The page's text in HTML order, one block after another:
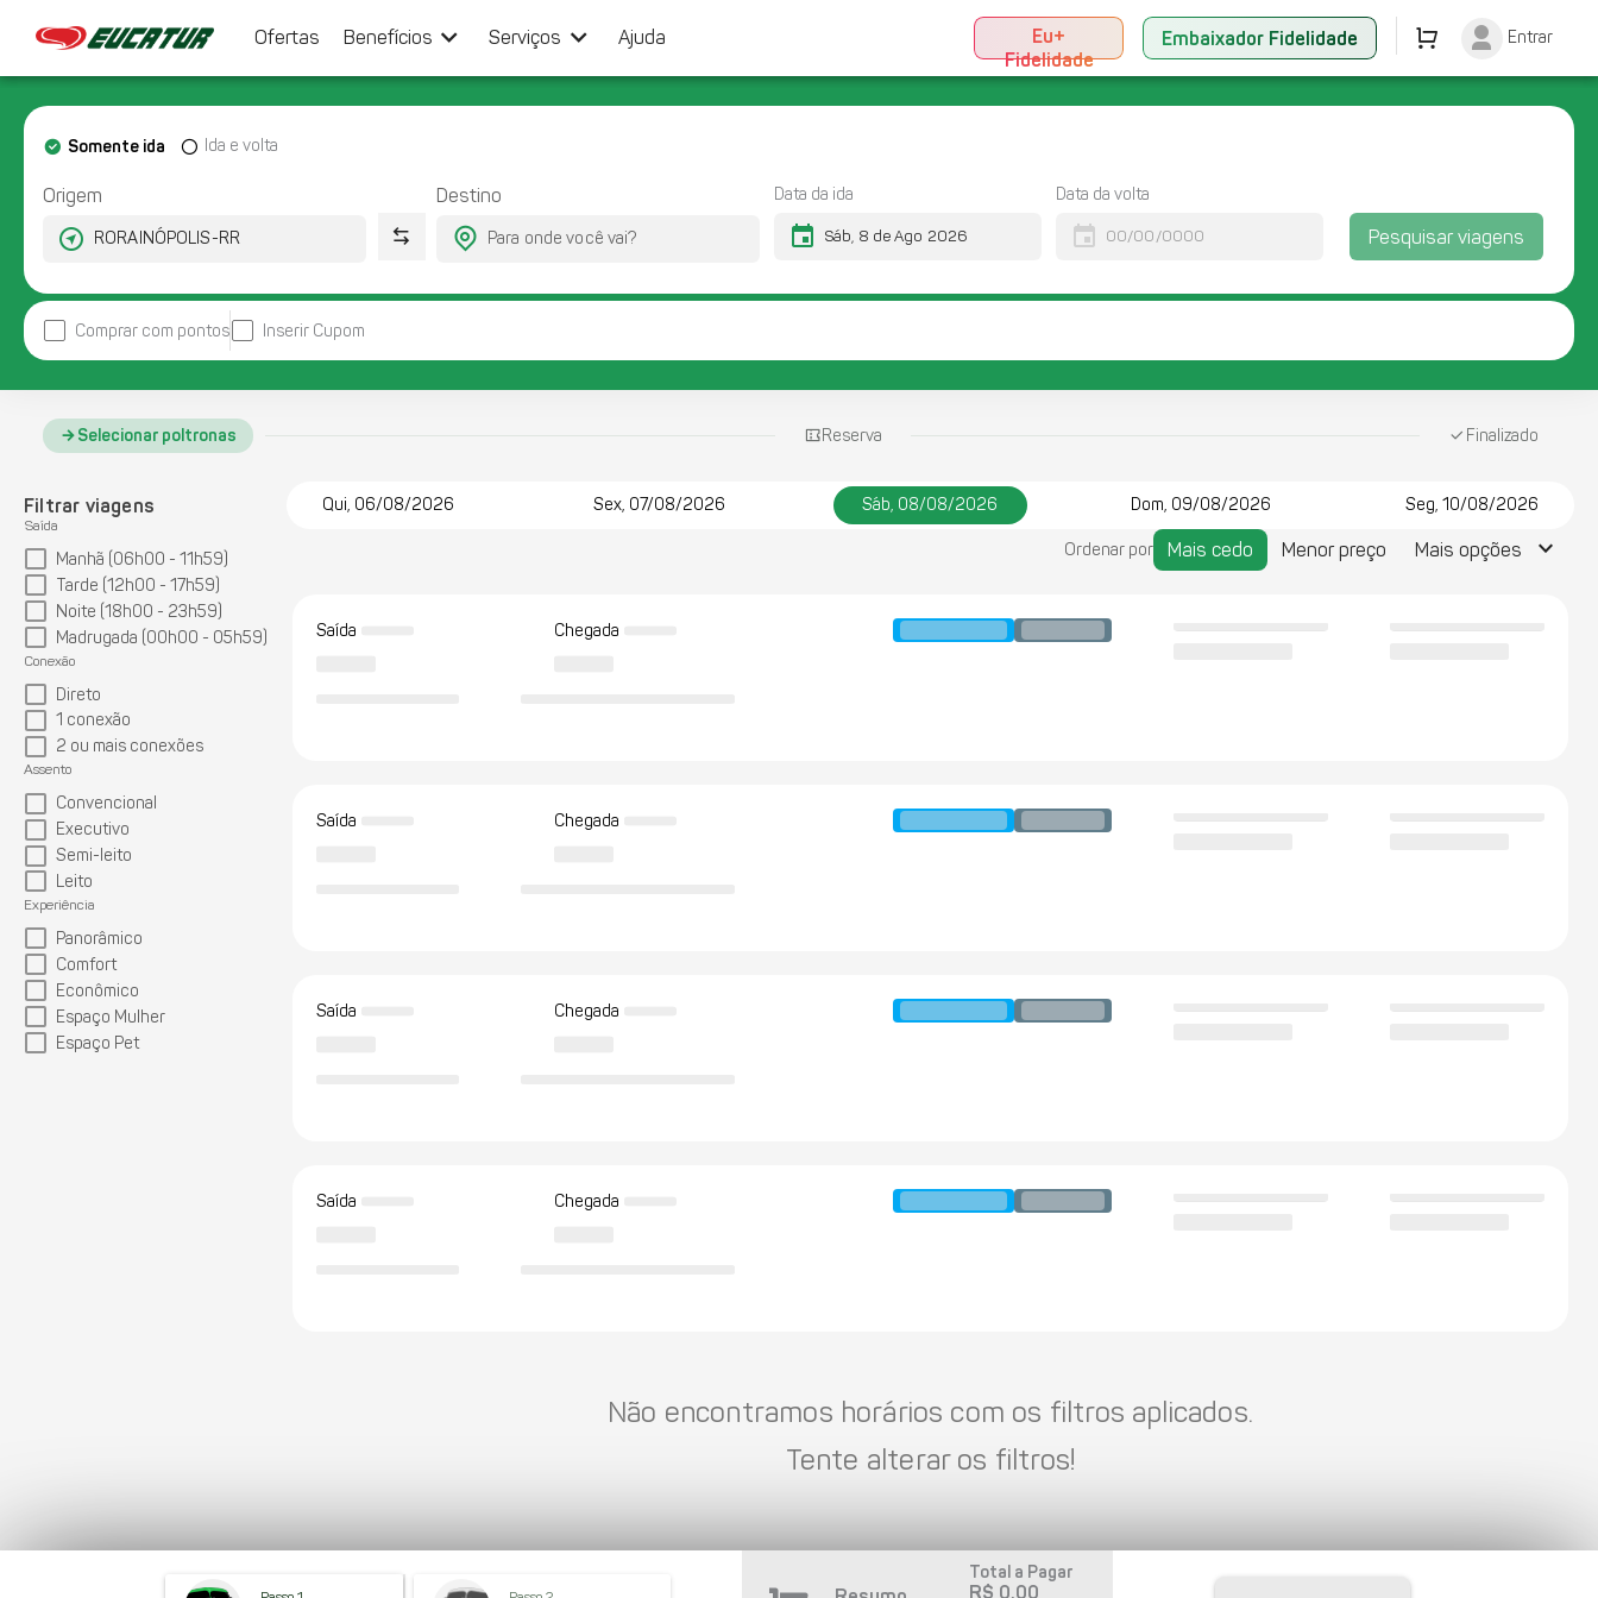
Ofertas Benefícios keyboard_arrow_down Serviços keyboard_arrow_down Ajuda
Eu+
Fidelidade
Embaixador Fidelidade Entrar
Origem Destino
Somente ida Ida e volta
Data da ida
event
Data da volta
event Pesquisar viagens
Comprar com pontos Inserir Cupom
Selecionar poltronas Reserva Finalizado
Filtrar viagens
Saída
Manhã (06h00 - 11h59)
Tarde (12h00 - 17h59)
Noite (18h00 - 23h59)
Madrugada (00h00 - 05h59)
Conexão
Direto
1 conexão
2 ou mais conexões
Assento
Convencional
Executivo
Semi-leito
Leito
Experiência
Panorâmico
Comfort
Econômico
Espaço Mulher
Espaço Pet
Qui, 06/08/2026 Sex, 07/08/2026 Sáb, 08/08/2026 Dom, 09/08/2026 Seg, 10/08/2026
Ordenar por Mais cedo Menor preço Mais opções keyboard_arrow_down
Saída Chegada
Saída Chegada
Saída Chegada
Saída Chegada
Não encontramos horários com os filtros aplicados.
Tente alterar os filtros!
Total a Pagar
R$ 0,00